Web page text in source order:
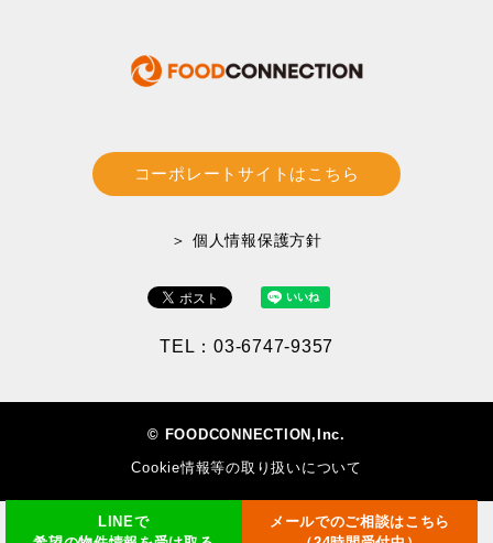
LINEで
メールでのご相談はこちら
コーポレートサイトはこちら
＞ 個人情報保護方針
TEL：03-6747-9357
© FOODCONNECTION,Inc.
Cookie情報等の取り扱いについて